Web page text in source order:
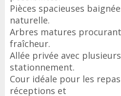
Pièces spacieuses
naturelle.
Arbres matures
fraîcheur.
Allée privée avec
stationnement.
Cour idéale pour les
réceptions et